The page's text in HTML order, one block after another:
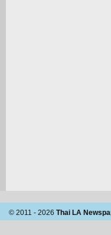
© 2011 - 2026 Thai LA